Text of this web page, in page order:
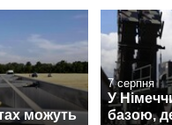
можуть
7 серпня
У
базою,